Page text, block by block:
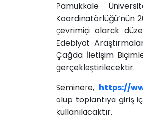
Pamukkale
Koordinatörlüğü’nün
çevrimiçi olarak
Edebiyat
Çağda İletişim
gerçekleştirilecektir.
Seminere, https://
olup toplantıya giriş
kullanılacaktır.